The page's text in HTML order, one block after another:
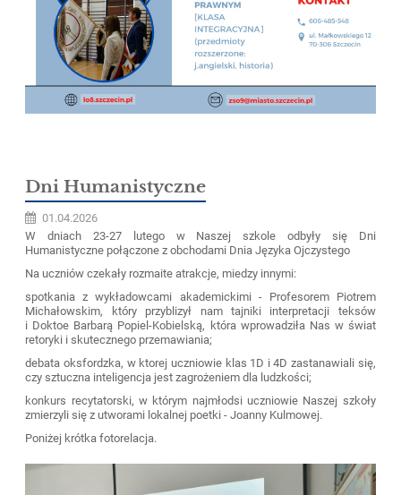
Dni Humanistyczne
01.04.2026
W dniach 23-27 lutego w Naszej szkole odbyły się Dni
Humanistyczne połączone z obchodami Dnia Języka Ojczystego
Na uczniów czekały rozmaite atrakcje, miedzy innymi:
spotkania z wykładowcami akademickimi - Profesorem Piotrem
Michałowskim, który przyblizył nam tajniki interpretacji teksów
i Doktoe Barbarą Popiel-Kobielską, która wprowadziła Nas w świat
retoryki i skutecznego przemawiania;
debata oksfordzka, w ktorej uczniowie klas 1D i 4D zastanawiali się,
czy sztuczna inteligencja jest zagrożeniem dla ludzkości;
konkurs recytatorski, w którym najmłodsi uczniowie Naszej szkoły
zmierzyli się z utworami lokalnej poetki - Joanny Kulmowej.
Poniżej krótka fotorelacja.